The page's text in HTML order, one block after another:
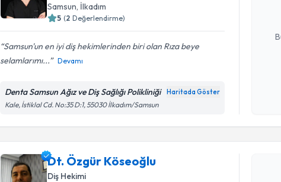
Samsun , İlkadım
5 (2 Değerlendirme)
Samsun'un en iyi diş hekimlerinden biri olan Rıza beye
selamlarımı...
Devamı
Denta Samsun Ağız ve Diş Sağlığı Polikliniği Haritada Göster
Kale, İstiklal Cd. No:35 D:1, 55030 İlkadım/Samsun
Dt. Özgür Köseoğlu
Diş Hekimi